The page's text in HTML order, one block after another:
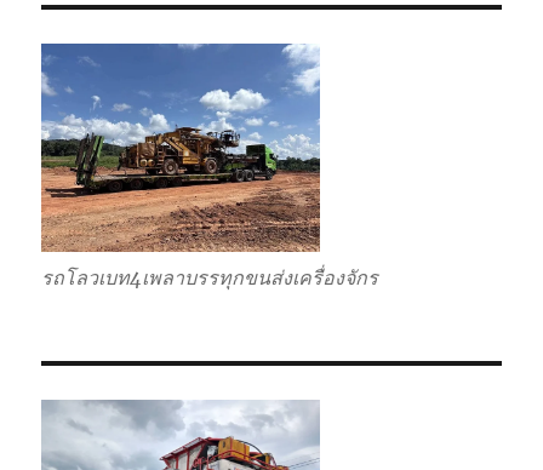
กลับ
รวม
รถโลวเบท4เพลาบรรทุกขนส่งเครื่องจักร